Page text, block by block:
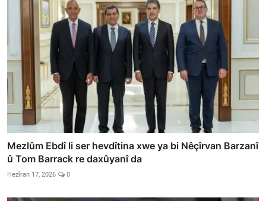
Mezlûm Ebdî li ser hevdîtina xwe ya bi Nêçîrvan Barzanî
û Tom Barrack re daxûyanî da
Hezîran 17, 2026 0